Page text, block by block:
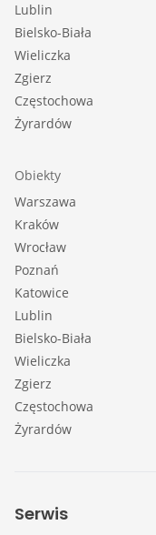
Lublin
Bielsko-Biała
Wieliczka
Zgierz
Częstochowa
Żyrardów
Obiekty
Warszawa
Kraków
Wrocław
Poznań
Katowice
Lublin
Bielsko-Biała
Wieliczka
Zgierz
Częstochowa
Żyrardów
Serwis